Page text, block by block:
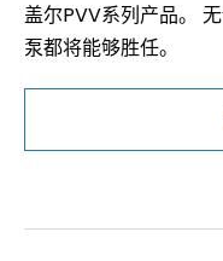
盖尔PVV系列产品。
泵都将能够胜任。